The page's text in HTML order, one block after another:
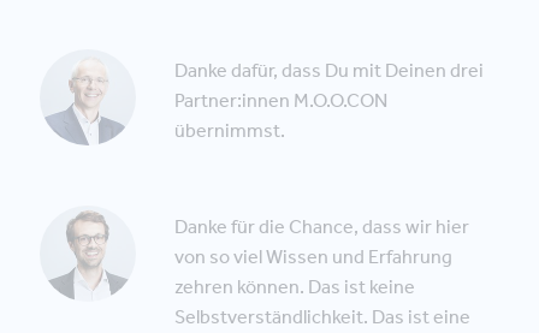
Danke dafür, dass Du mit Deinen drei
Partner:innen M.O.O.CON
übernimmst.
Danke für die Chance, dass wir hier
von so viel Wissen und Erfahrung
zehren können. Das ist keine
Selbstverständlichkeit. Das ist eine